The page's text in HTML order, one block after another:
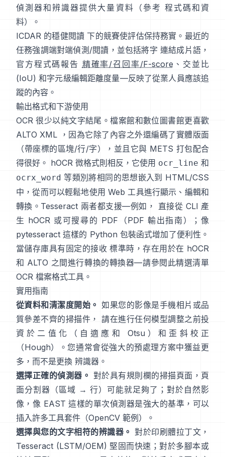
偵測器和辨識器提供大量資料（參考 程式碼和資
料）。
ICDAR 的穩健閱讀 下的競賽使評估保持務實。最近的
任務強調端對端偵測/閱讀，並包括將字 連結成片語，
官方程式碼報告 精確率/召回率/F-score 、交並比
(IoU) 和字元級編輯距離度量—反映了從業人員應該追
蹤的內容。
輸出格式和下游使用
OCR 很少以純文字結尾。檔案館和數位圖書館更喜歡
ALTO XML ，因為它除了內容之外還編碼了實體版面
（帶座標的區塊/行/字），並且它與 METS 打包配合
得很好。 hOCR 微格式則相反，它使用 ocr_line 和
ocrx_word 等類別將相同的思想嵌入到 HTML/CSS
中，從而可以輕鬆地使用 Web 工具進行顯示、編輯和
轉換。Tesseract 兩者都支援—例如， 直接從 CLI 產
生 hOCR 或可搜尋的 PDF（PDF 輸出指南 ）；像
pytesseract 這樣的 Python 包裝函式增加了便利性。
當儲存庫具有固定的接收 標準時，存在用於在 hOCR
和 ALTO 之間進行轉換的轉換器—請參閱此精選清單
OCR 檔案格式工具 。
實用指南
從資料和清潔度開始。 如果您的影像是手機相片或品
質參差不齊的掃描件， 請在進行任何模型調整之前投
資於二值化（ 自適應和 Otsu）和歪斜校正
（Hough）。您通常會從強大的預處理方案中獲益更
多，而不是更換 辨識器。
選擇正確的偵測器。 對於具有規則欄的掃描頁面，頁
面分割器（區域 → 行）可能就足夠了；對於自然影
像，像 EAST 這樣的單次偵測器是強大的基準，可以
插入許多工具套件（OpenCV 範例 ）。
選擇與您的文字相符的辨識器。 對於印刷體拉丁文，
Tesseract (LSTM/OEM) 堅固而快速；對於多腳本或